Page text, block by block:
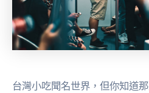
台灣小吃聞名世界，但你知道